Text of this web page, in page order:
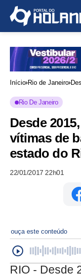
Início Rio de Janeiro
Rio De Janeiro
Desde
vítimas de
estado do
22/01/2017 22h01
ouça este conteúdo
RIO - Desde